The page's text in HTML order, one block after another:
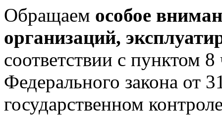
Обращаем особое
организаций,
соответствии с пунктом 8
Федерального закона
государственном